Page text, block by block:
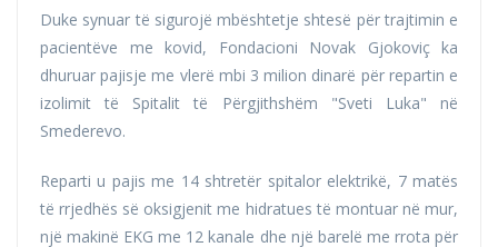
Duke synuar të sigurojë mbështetje shtesë për trajtimin e
pacientëve me kovid, Fondacioni Novak Gjokoviç ka
dhuruar pajisje me vlerë mbi 3 milion dinarë për repartin e
izolimit të Spitalit të Përgjithshëm "Sveti Luka" në
Smederevo.
Reparti u pajis me 14 shtretër spitalor elektrikë, 7 matës
të rrjedhës së oksigjenit me hidratues të montuar në mur,
një makinë EKG me 12 kanale dhe një barelë me rrota për